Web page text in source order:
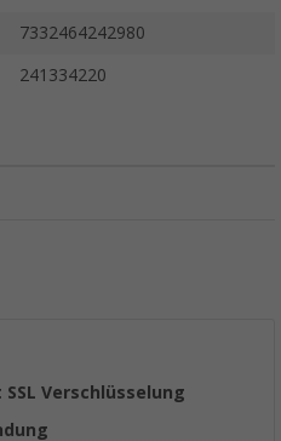
7332464242980
241334220
Verschlüsselung